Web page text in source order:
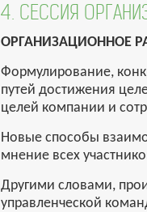
4. СЕССИЯ
ОРГАНИЗАЦИОННОЕ
Формулирование,
путей достижения
целей компании и
Новые способы
мнение всех
Другими словами,
управленческой